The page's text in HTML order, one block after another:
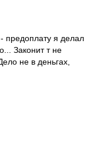
предоплату я делал
Законит т не
не в деньгах,